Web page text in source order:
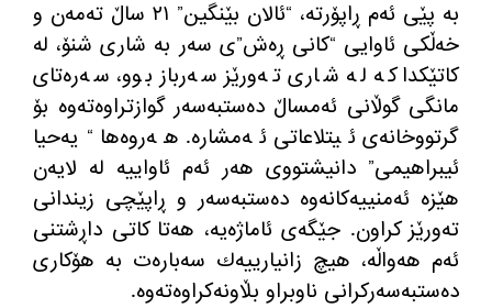
به‌ پێی ئه‌م ڕاپۆرته‌، “ئالان بێنگین” ٢١ ساڵ ته‌مه‌ن و
خه‌ڵكی ئاوایی “كانی ڕه‌ش”ی سه‌ر به‌ شاری شنۆ، له‌
كاتێكدا كه‌ له‌ شاری ته‌ورێز سه‌رباز بوو، سه‌ره‌تای
مانگی گوڵانی ئه‌مساڵ ده‌ستبه‌سه‌ر گوازتراوه‌ته‌وه‌ بۆ
گرتووخانه‌ی ئیتلاعاتی ئه‌مشاره‌. هه‌روه‌ها “یه‌حیا
ئیبراهیمی” دانیشتووی هه‌ر ئه‌م ئاواییه‌ له‌ لایه‌ن
هێزه‌ ئه‌منییه‌كانه‌وه‌ ده‌ستبه‌سه‌ر و ڕاپێچی زیندانی
ته‌ورێز كراون. جێگه‌ی ئاماژه‌یه‌، هه‌تا كاتی داڕشتنی
ئه‌م هه‌واڵه‌، هیچ زانیارییه‌ك سه‌باره‌ت به‌ هۆكاری
ده‌ستبه‌سه‌ركرانی ناوبراو بڵاونه‌كراوه‌ته‌وه‌.